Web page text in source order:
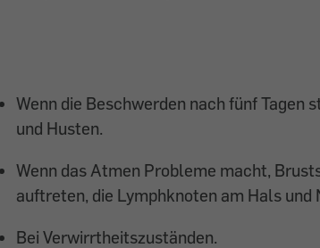
Wenn die Beschwerden nach fünf Tagen
und Husten.
Wenn das Atmen Probleme macht,
auftreten, die Lymphknoten am Hals und
Bei Verwirrtheitszuständen.